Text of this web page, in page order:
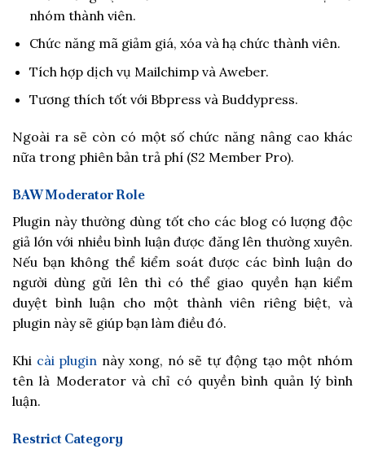
nhóm thành viên.
Chức năng mã giảm giá, xóa và hạ chức thành viên.
Tích hợp dịch vụ Mailchimp và Aweber.
Tương thích tốt với Bbpress và Buddypress.
Ngoài ra sẽ còn có một số chức năng nâng cao khác
nữa trong phiên bản trả phí (S2 Member Pro).
BAW Moderator Role
Plugin này thường dùng tốt cho các blog có lượng độc
giả lớn với nhiều bình luận được đăng lên thường xuyên.
Nếu bạn không thể kiểm soát được các bình luận do
người dùng gửi lên thì có thể giao quyền hạn kiểm
duyệt bình luận cho một thành viên riêng biệt, và
plugin này sẽ giúp bạn làm điều đó.
Khi cài plugin này xong, nó sẽ tự động tạo một nhóm
tên là Moderator và chỉ có quyền bình quản lý bình
luận.
Restrict Category